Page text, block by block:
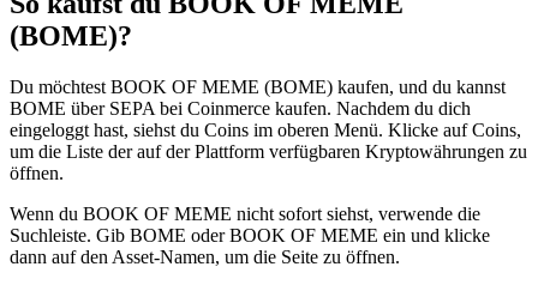
(BOME)?
Du möchtest BOOK OF MEME (BOME) kaufen, und du kannst
BOME über SEPA bei Coinmerce kaufen. Nachdem du dich
eingeloggt hast, siehst du Coins im oberen Menü. Klicke auf Coins,
um die Liste der auf der Plattform verfügbaren Kryptowährungen zu
öffnen.
Wenn du BOOK OF MEME nicht sofort siehst, verwende die
Suchleiste. Gib BOME oder BOOK OF MEME ein und klicke
dann auf den Asset-Namen, um die Seite zu öffnen.